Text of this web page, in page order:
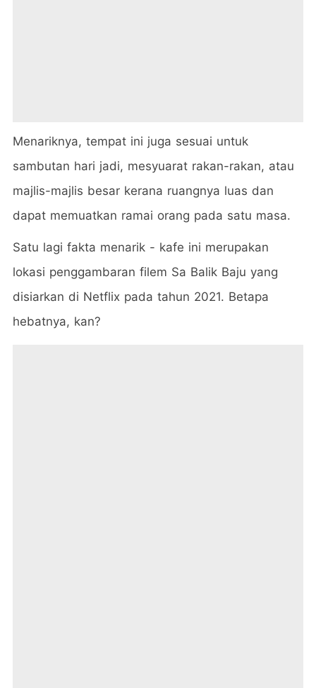
Menariknya, tempat ini juga sesuai untuk
sambutan hari jadi, mesyuarat rakan-rakan, atau
majlis-majlis besar kerana ruangnya luas dan
dapat memuatkan ramai orang pada satu masa.
Satu lagi fakta menarik - kafe ini merupakan
lokasi penggambaran filem Sa Balik Baju yang
disiarkan di Netflix pada tahun 2021. Betapa
hebatnya, kan?